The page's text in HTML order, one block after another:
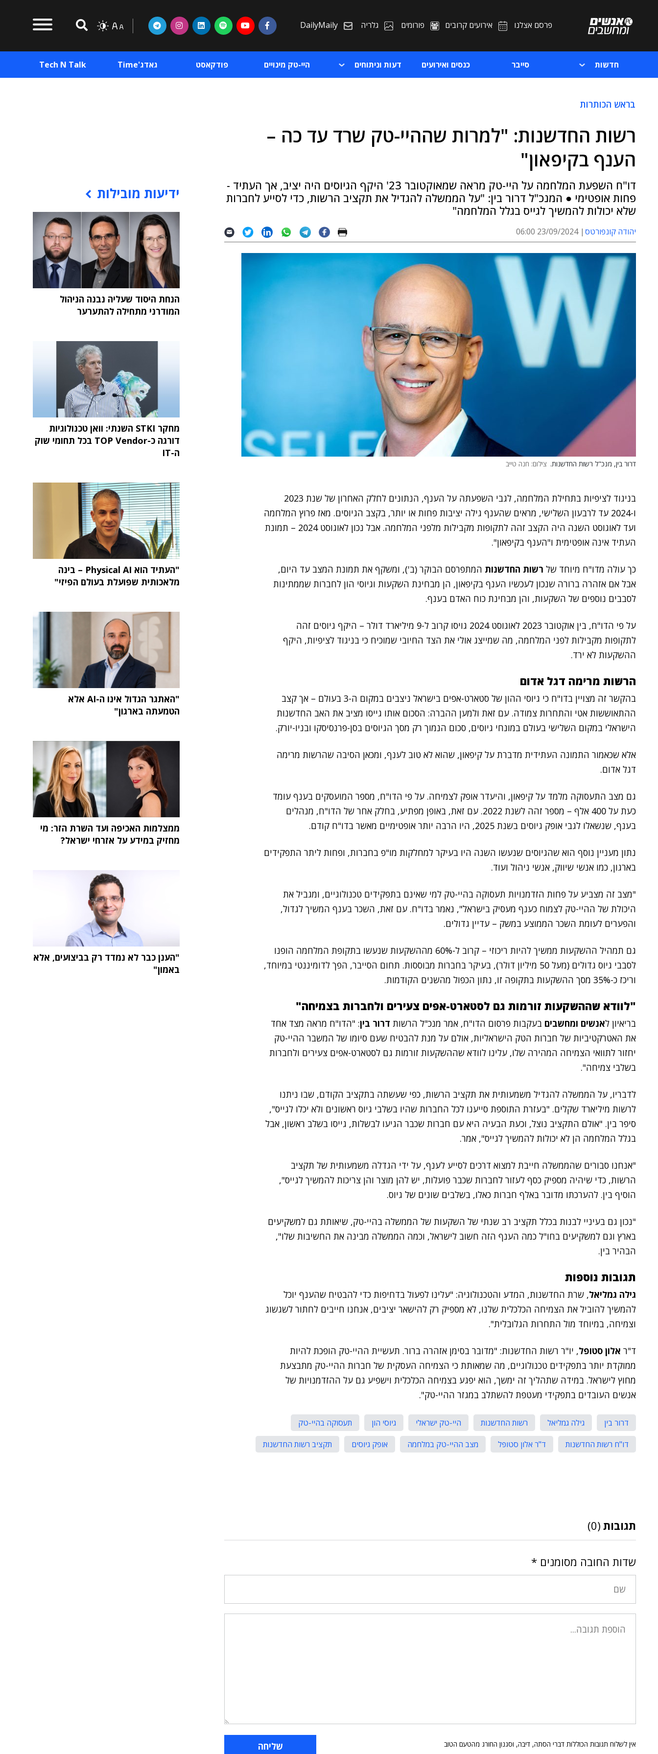
פרסם אצלנו אירועים קרובים פורומים גלריה DailyMaily
חדשות סייבר כנסים ואירועים דעות וניתוחים היי-טק מינויים פודקאסט גאדג'Time Tech N Talk
בראש הכותרות
רשות החדשנות: "למרות שההיי-טק שרד עד כה –
הענף בקיפאון"
דו"ח השפעת המלחמה על היי-טק מראה שמאוקטובר 23' היקף הגיוסים היה יציב, אך העתיד -
פחות אופטימי ● המנכ"ל דרור בין: "על הממשלה להגדיל את תקציב הרשות, כדי לסייע לחברות
שלא יכולות להמשיך לגייס בגלל המלחמה"
יהודה קונפורטס 23/09/2024 06:00
דרור בין, מנכ"ל רשות החדשנות. צילום: חנה טייב
בניגוד לציפיות בתחילת המלחמה, לגבי השפעתה על הענף, הנתונים לחלק האחרון של שנת 2023
ו-2024 עד לרבעון השלישי, מראים שהענף גילה יציבות פחות או יותר, בקצב הגיוסים. מאז פרוץ המלחמה
ועד לאוגוסט השנה היה הקצב זהה לתקופות מקבילות מלפני המלחמה. אבל נכון לאוגוסט 2024 – תמונת
העתיד אינה אופטימית ו"הענף בקיפאון".
כך עולה מדו"ח מיוחד של רשות החדשנות המתפרסם הבוקר (ב'), ומשקף את תמונת המצב עד היום,
אבל אם אזהרה ברורה שנכון לעכשיו הענף בקיפאון, הן מבחינת השקעות וגיוסי הון לחברות שממתינות
לסבבים נוספים של השקעות, והן מבחינת כוח האדם בענף.
על פי הדו"ח, בין אוקטובר 2023 לאוגוסט 2024 גויסו קרוב ל-9 מיליארד דולר – היקף גיוסים זהה
לתקופות מקבילות לפני המלחמה, מה שמייצג אולי את הצד החיובי שמוכיח כי בניגוד לציפיות, היקף
ההשקעות לא ירד.
הרשות מרימה דגל אדום
בהקשר זה מצויין בדו"ח כי גיוסי ההון של סטארט-אפים בישראל ניצבים במקום ה-3 בעולם – אך קצב
ההתאוששות אטי והתחרות צמודה. עם זאת ולמען ההברה: הסכום אותו גייסו מציב את האב החדשנות
הישראלי במקום השלישי בעולם במונחי גיוסים, סכום הנמוך רק מסך הגיוסים בסן-פרנסיסקו ובניו-יורק.
אלא שכאמור התמונה העתידית מדברת על קיפאון, שהוא לא טוב לענף, ומכאן הסיבה שהרשות מרימה
דגל אדום.
גם מצב התעסוקה מלמד על קיפאון, והיעדר אופק לצמיחה. על פי הדו"ח, מספר המועסקים בענף עומד
כעת על 400 אלף – מספר זהה לשנת 2022. עם זאת, באופן מפתיע, בחלק אחר של הדו"ח, מנהלים
בענף, שנשאלו לגבי אופק גיוסים בשנת 2025, היו הרבה יותר אופטימיים מאשר בדו"ח קודם.
נתון מעניין נוסף הוא שהגיוסים שנעשו השנה היו בעיקר למחלקות מו"פ בחברות, ופחות ליתר התפקידים
בארגון, כמו אנשי שיווק, אנשי ניהול ועוד.
"מצב זה מצביע על פחות הזדמנויות תעסוקה בהיי-טק למי שאינם בתפקידים טכנולוגיים, ומגביל את
היכולת של ההיי-טק לצמוח כענף מעסיק בישראל", נאמר בדו"ח. עם זאת, השכר בענף המשיך לגדול,
והפערים לעומת השכר הממוצע במשק – עדיין גדולים.
גם תמהיל ההשקעות ממשיך להיות ריכוזי – קרוב ל-60% מההשקעות שנעשו בתקופת המלחמה הופנו
לסבבי גיוס גדולים (מעל 50 מיליון דולר), בעיקר בחברות מבוססות. תחום הסייבר, הפך לדומיננטי במיוחד,
וריכז כ-35% מסך ההשקעות בתקופה זו, נתון הכפול מהשנים הקודמות.
"לוודא שההשקעות זורמות גם לסטארט-אפים צעירים ולחברות בצמיחה"
בריאיון לאנשים ומחשבים בעקבות פרסום הדו"ח, אמר מנכ"ל הרשות דרור בין: "הדו"ח מראה מצד אחד
את האטרקטיביות של חברות הטק הישראליות, אולם על מנת להבטיח שעם סיומו של המשבר ההיי-טק
יחזור לתוואי הצמיחה המהירה שלו, עלינו לוודא שההשקעות זורמות גם לסטארט-אפים צעירים ולחברות
בשלבי צמיחה".
לדבריו, על הממשלה להגדיל משמעותית את תקציב הרשות, כפי שעשתה בתקציב הקודם, שבו ניתנו
לרשות מיליארד שקלים. "בעזרת התוספת סייענו לכל החברות שהיו בשלבי גיוס ראשונים ולא יכלו לגייס",
סיפר בין. "אולם התקציב נוצל, וכעת הבעיה היא עם חברות שכבר הגיעו לבשלות, גייסו בשלב ראשון, אבל
בגלל המלחמה הן לא יכולות להמשיך לגייס", אמר.
"אנחנו סבורים שהממשלה חייבת למצוא דרכים לסייע לענף, על ידי הגדלה משמעותית של תקציב
הרשות, כדי שיהיה מספיק כסף לעזור לחברות שכבר פועלות, יש להן מוצר והן צריכות להמשיך לגייס",
הוסיף בין. להערכתו מדובר באלף חברות כאלו, בשלבים שונים של גיוס.
"נכון גם בעיניי לבנות בכלל תקציב רב שנתי של השקעות של הממשלה בהיי-טק, שיאותת גם למשקיעים
בארץ וגם למשקיעים בחו"ל כמה הענף הזה חשוב לישראל, וכמה הממשלה מבינה את החשיבות שלו",
הבהיר בין.
תגובות נוספות
גילה גמליאל, שרת החדשנות, המדע והטכנולוגיה: "עלינו לפעול בדחיפות כדי להבטיח שהענף יוכל
להמשיך להוביל את הצמיחה הכלכלית שלנו, לא מספיק רק להישאר יציבים, אנחנו חייבים לחתור לשגשוג
וצמיחה, במיוחד מול התחרות הגלובלית".
ד"ר אלון סטופל, יו"ר רשות החדשנות: "מדובר בסימן אזהרה ברור. תעשיית ההיי-טק הופכת להיות
ממוקדת יותר בתפקידים טכנולוגיים, מה שמאותת כי הצמיחה העסקית של חברות ההיי-טק מתבצעת
מחוץ לישראל. במידה שתהליך זה ימשך, הוא יפגע בצמיחה הכלכלית וישפיע גם על ההזדמנויות של
אנשים העובדים בתפקידי מעטפת להשתלב במגזר ההיי-טק".
דרור בין גילה גמליאל רשות החדשנות היי-טק ישראלי גיוסי הון
תעסוקה בהיי-טק
דו"ח רשות החדשנות
ד"ר אלון סטופל מצב ההיי-טק במלחמה אופק גיוסים תקציב רשות החדשנות
תגובות (0)
שדות החובה מסומנים *
אין לשלוח תגובות הכוללות דברי הסתה, דיבה, וסגנון החורג מהטעם הטוב
ידיעות מובילות
הנחת היסוד שעליה נבנה הניהול
המודרני מתחילה להתערער
מחקר STKI השנתי: וואן טכנולוגיות
דורגה כ-TOP Vendor בכל תחומי שוק
ה-IT
"העתיד הוא Physical AI – בינה
מלאכותית שפועלת בעולם הפיזי"
"האתגר הגדול אינו ה-AI אלא
הטמעתה בארגון"
ממצלמות האכיפה ועד השרת הזר: מי
מחזיק במידע על אזרחי ישראל?
"הענן כבר לא נמדד רק בביצועים, אלא
באמון"